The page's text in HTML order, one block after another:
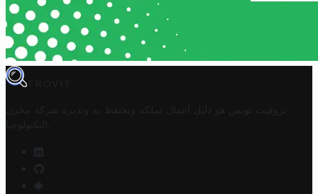
TROVIT
تروفيت تونس هو دليل أعمال تملكه وتحتفظ به وتديره
شركة مخزن
التكنولوجيا